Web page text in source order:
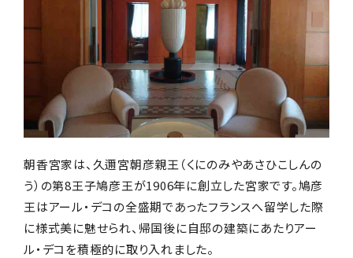
朝香宮家は、久邇宮朝彦親王（くにのみやあさひこしんの
う）の第8王子鳩彦王が1906年に創立した宮家です。鳩彦
王はアール・デコの全盛期であったフランスへ留学した際
に様式美に魅せられ、帰国後に自邸の建築にあたりアー
ル・デコを積極的に取り入れました。